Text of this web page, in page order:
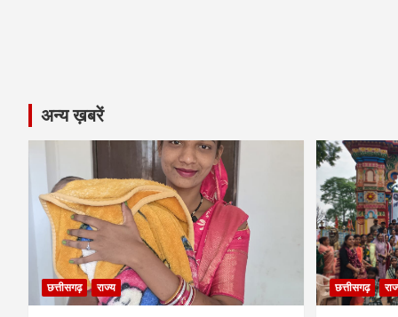
अन्य ख़बरें
छत्तीसगढ़ राज्य छत्तीसगढ़